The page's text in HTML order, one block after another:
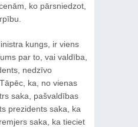
ko pārsniedzot,
kungs, ir viens
par to, vai valdība,
nedzīvo
ka, no vienas
saka, pašvaldības
prezidents saka, ka
saka, ka tieciet